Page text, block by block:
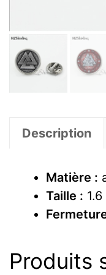
Description
Matière :
Taille :
Produits